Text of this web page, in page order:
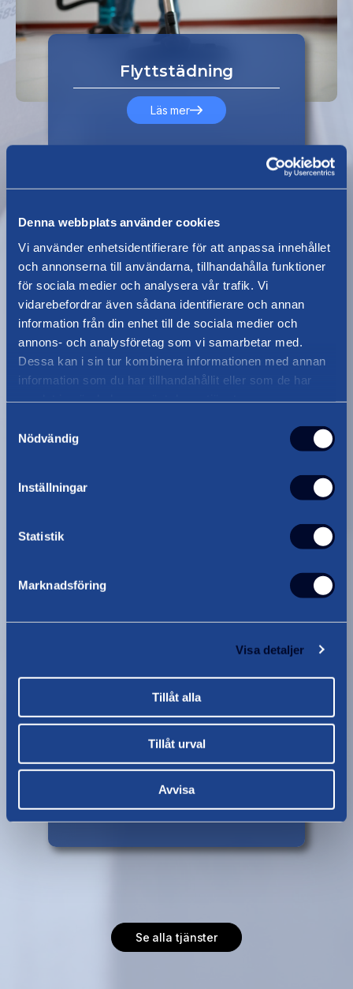
Denna webbplats använder cookies
Vi använder enhetsidentifierare för att anpassa innehållet
och annonserna till användarna, tillhandahålla funktioner
för sociala medier och analysera vår trafik. Vi
vidarebefordrar även sådana identifierare och annan
information från din enhet till de sociala medier och
annons- och analysföretag som vi samarbetar med.
Dessa kan i sin tur kombinera informationen med annan
information som du har tillhandahållit eller som de har
Nödvändig
Inställningar
Statistik
Marknadsföring
Visa detaljer
Tillåt alla
Tillåt urval
Avvisa
Flyttstädning
Läs mer
Utlandsflytt
Läs mer
Se alla tjänster